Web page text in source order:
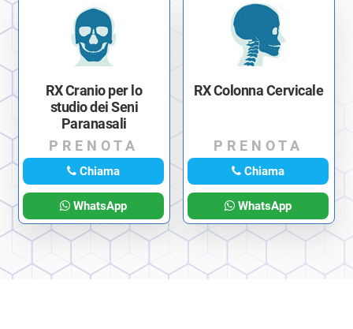
RX Cranio per lo
studio dei Seni
Paranasali
PRENOTA
Chiama
WhatsApp
RX Colonna Cervicale
PRENOTA
Chiama
WhatsApp